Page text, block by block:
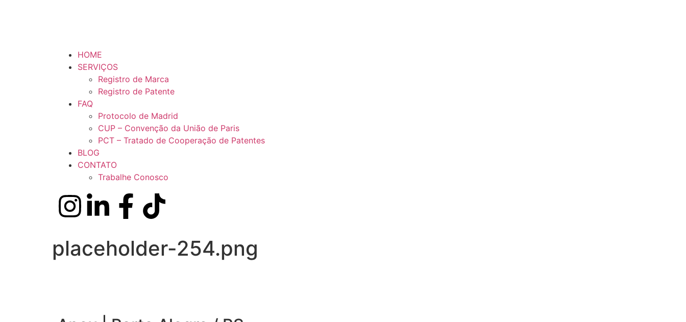
HOME
SERVIÇOS
Registro de Marca
Registro de Patente
FAQ
Protocolo de Madrid
CUP – Convenção da União de Paris
PCT – Tratado de Cooperação de Patentes
BLOG
CONTATO
Trabalhe Conosco
placeholder-254.png